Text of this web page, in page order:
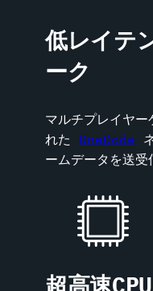
低レイテ
ーク
マルチプレイヤー
れた OneQode
ームデータを送受